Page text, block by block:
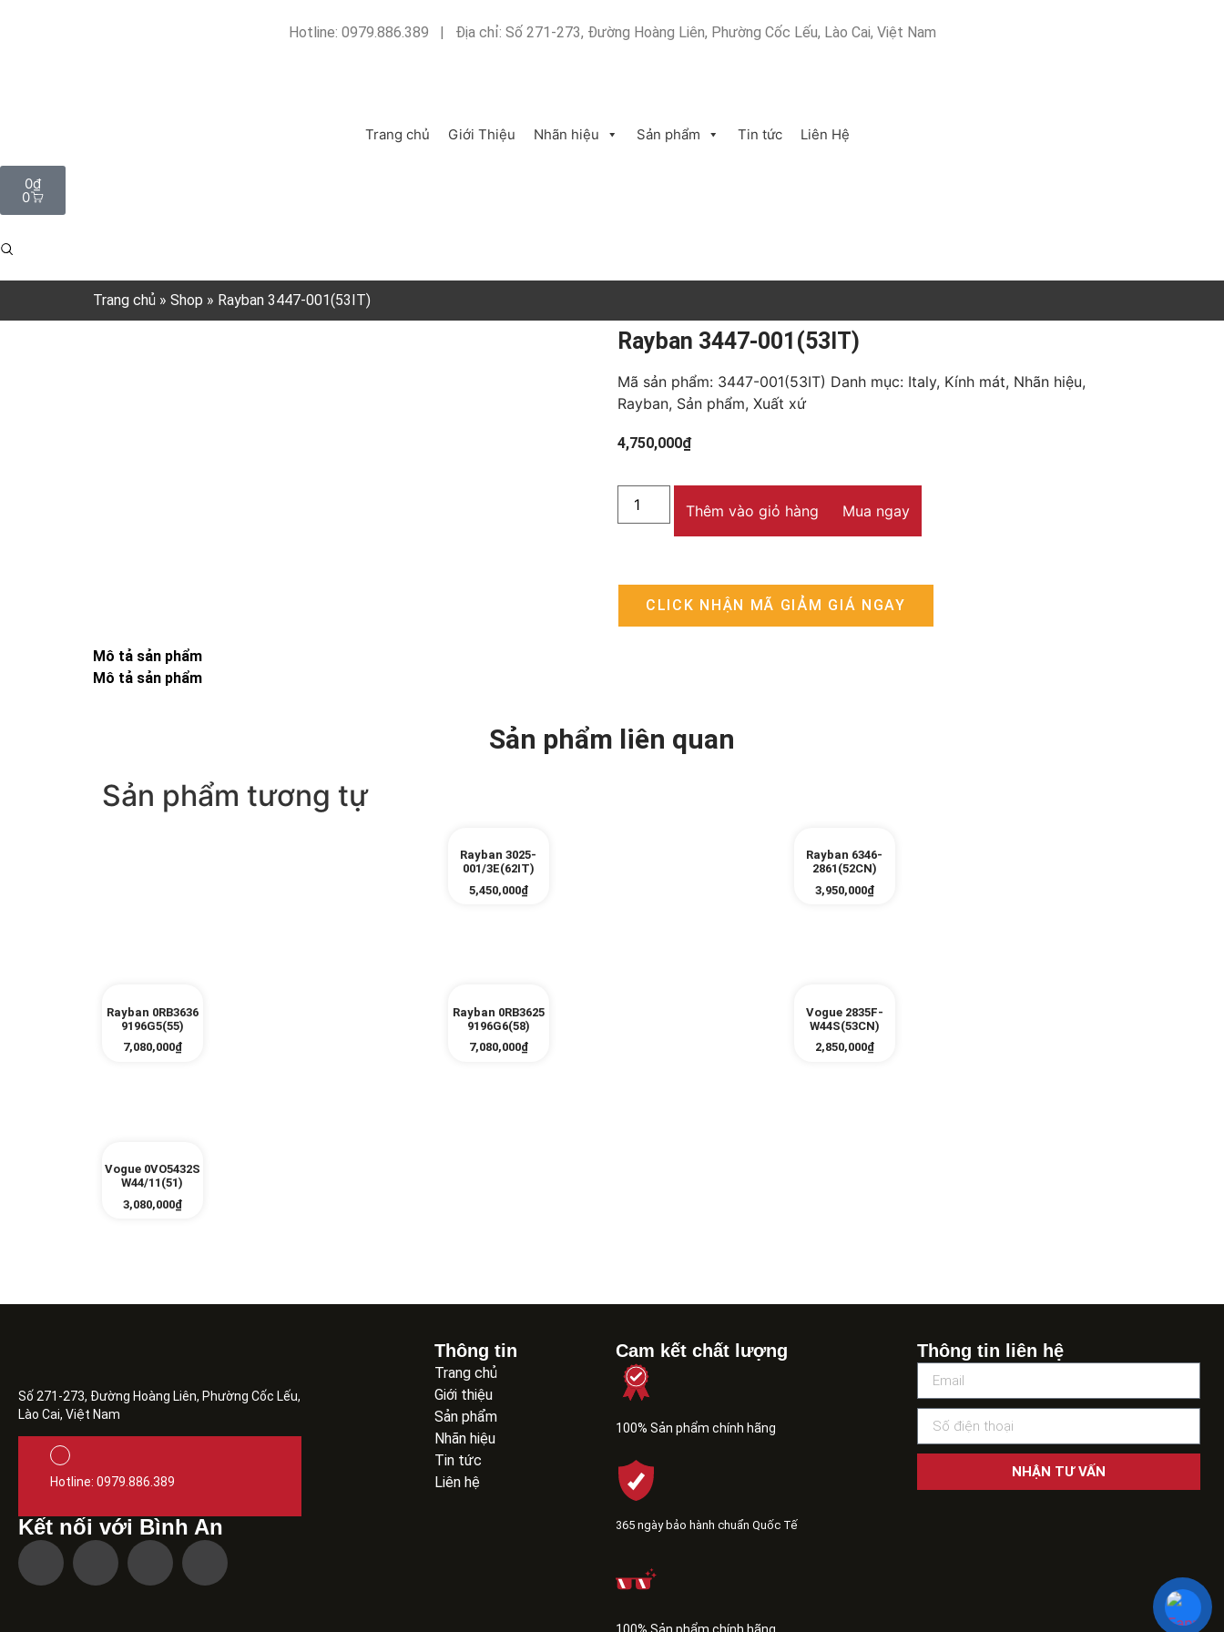
Hotline: 0979.886.389 | Địa chỉ: Số 271-273, Đường Hoàng Liên, Phường Cốc Lếu, Lào Cai, Việt Nam
Trang chủ Giới Thiệu Nhãn hiệu Sản phẩm Tin tức Liên Hệ
0₫
0
Trang chủ » Shop » Rayban 3447-001(53IT)
Rayban 3447-001(53IT)
Mã sản phẩm: 3447-001(53IT) Danh mục: Italy, Kính mát, Nhãn hiệu,
Rayban, Sản phẩm, Xuất xứ
4,750,000₫
Thêm vào giỏ hàng Mua ngay
CLICK NHẬN MÃ GIẢM GIÁ NGAY
Mô tả sản phẩm
Mô tả sản phẩm
Sản phẩm liên quan
Sản phẩm tương tự
Rayban 3025-
001/3E(62IT)
5,450,000₫
Rayban 6346-
2861(52CN)
3,950,000₫
Rayban 0RB3636
9196G5(55)
7,080,000₫
Rayban 0RB3625
9196G6(58)
7,080,000₫
Vogue 2835F-
W44S(53CN)
2,850,000₫
Vogue 0VO5432S
W44/11(51)
3,080,000₫
Số 271-273, Đường Hoàng Liên, Phường Cốc Lếu,
Lào Cai, Việt Nam
Hotline: 0979.886.389
Kết nối với Bình An
Thông tin
Trang chủ
Giới thiệu
Sản phẩm
Nhãn hiệu
Tin tức
Liên hệ
Cam kết chất lượng
100% Sản phẩm chính hãng
365 ngày bảo hành chuẩn Quốc Tế
Thông tin liên hệ
NHẬN TƯ VẤN